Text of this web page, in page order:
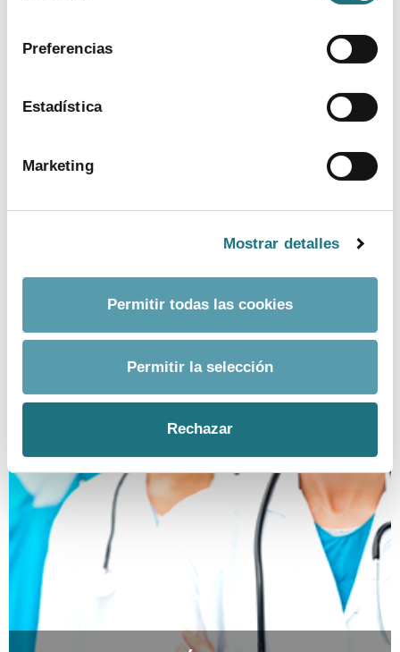
Preferencias
Estadística
Marketing
Mostrar detalles
Permitir todas las cookies
Permitir la selección
Rechazar